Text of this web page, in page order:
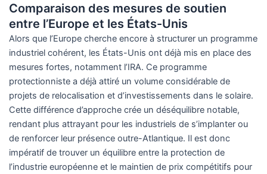
Comparaison des mesures de soutien
entre l’Europe et les États-Unis
Alors que l’Europe cherche encore à structurer un programme
industriel cohérent, les États-Unis ont déjà mis en place des
mesures fortes, notamment l’IRA. Ce programme
protectionniste a déjà attiré un volume considérable de
projets de relocalisation et d’investissements dans le solaire.
Cette différence d’approche crée un déséquilibre notable,
rendant plus attrayant pour les industriels de s’implanter ou
de renforcer leur présence outre-Atlantique. Il est donc
impératif de trouver un équilibre entre la protection de
l’industrie européenne et le maintien de prix compétitifs pour